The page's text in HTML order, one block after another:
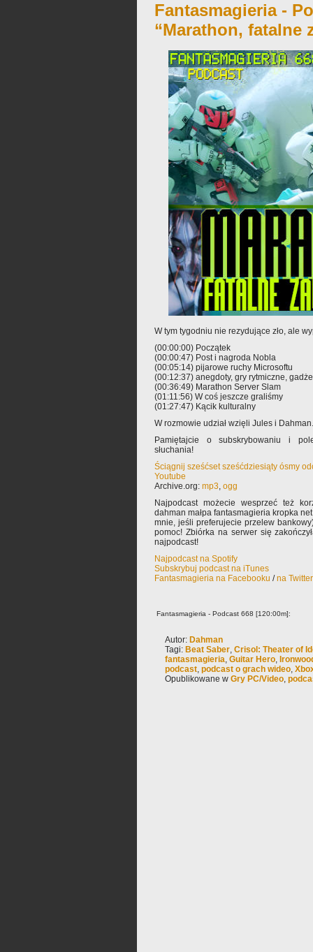
Fantasmagieria -
“Marathon, fatalne
W tym tygodniu nie rezydujące zło, ale
(00:00:00) Początek
(00:00:47) Post i nagroda Nobla
(00:05:14) pijarowe ruchy Microsoftu
(00:12:37) anegdoty, gry rytmiczne,
(00:36:49) Marathon Server Slam
(01:11:56) W coś jeszcze graliśmy
(01:27:47) Kącik kulturalny
W rozmowie udział wzięli Jules i Dahman.
Pamiętajcie o subskrybowaniu i
słuchania!
Ściągnij sześćset sześćdziesiąty ósmy
Youtube
Archive.org: mp3, ogg
Najpodcast możecie wesprzeć też
dahman małpa fantasmagieria kropka
mnie, jeśli preferujecie przelew
pomoc! Zbiórka na serwer się
najpodcast!
Najpodcast na Spotify
Subskrybuj podcast na iTunes
Fantasmagieria na Facebooku /na
Fantasmagieria - Podcast 668 [120:00m]:
Autor: Dahman
Tagi: Beat Saber, Crisol: Theater of
fantasmagieria, Guitar Hero,
podcast, podcast o grach wideo,
Opublikowane w Gry PC/Video,